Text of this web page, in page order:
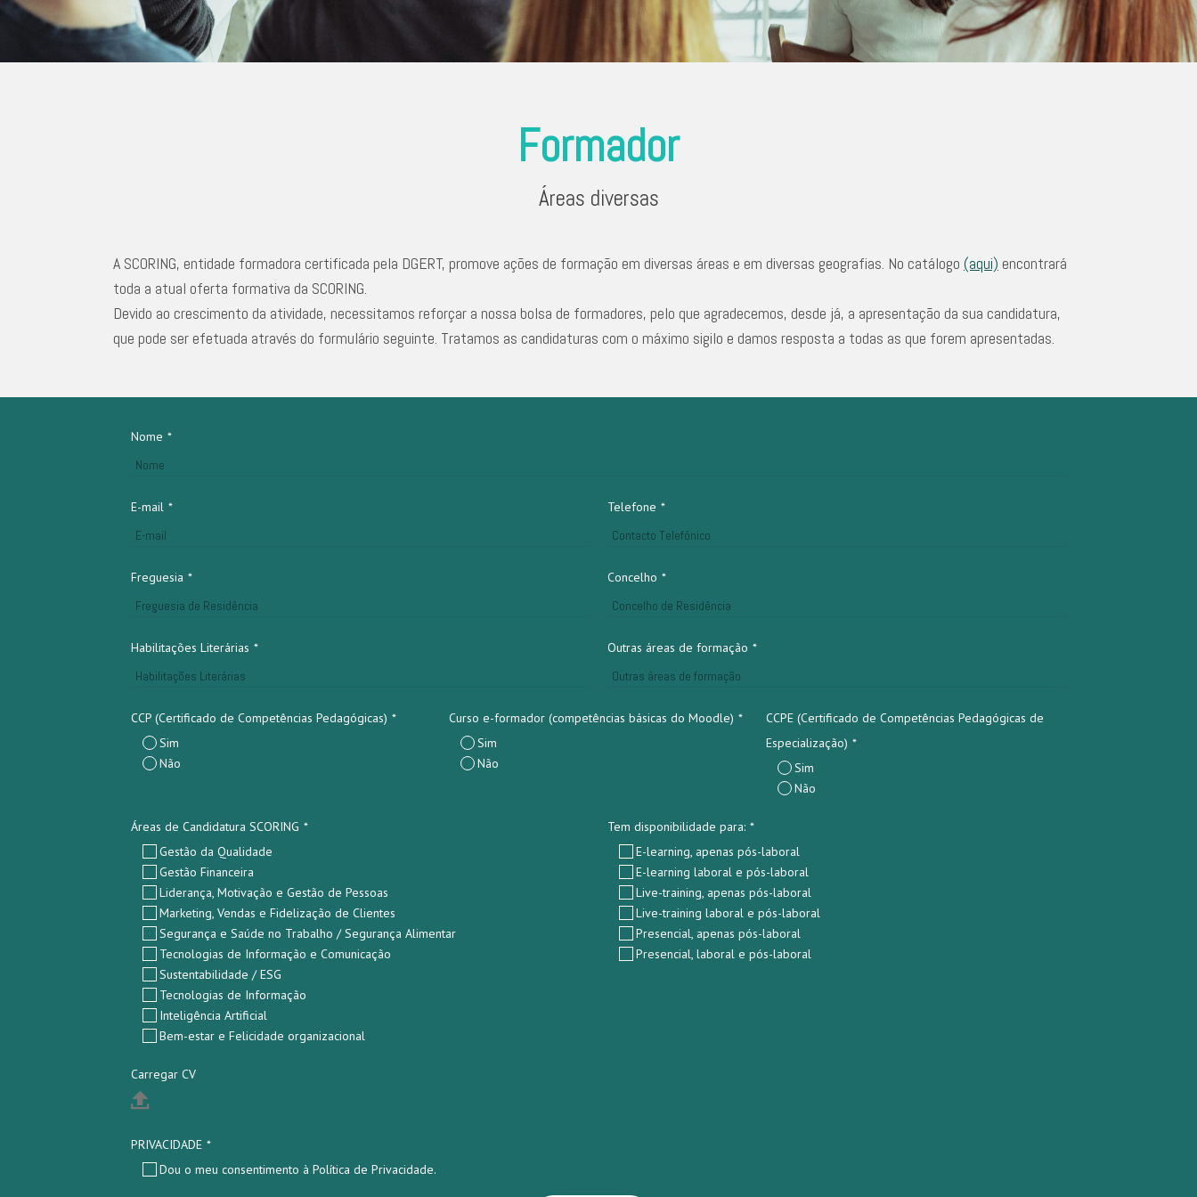
Formador
Áreas diversas
A SCORING, entidade formadora certificada pela DGERT, promove ações de formação em diversas áreas e em diversas geografias. No catálogo (aqui) encontrará
toda a atual oferta formativa da SCORING.
Devido ao crescimento da atividade, necessitamos reforçar a nossa bolsa de formadores, pelo que agradecemos, desde já, a apresentação da sua candidatura,
que pode ser efetuada através do formulário seguinte. Tratamos as candidaturas com o máximo sigilo e damos resposta a todas as que forem apresentadas.
Nome *
E-mail * Telefone *
Freguesia * Concelho *
Habilitações Literárias * Outras áreas de formação *
CCP (Certificado de Competências Pedagógicas) *
Sim
Não
Curso e-formador (competências básicas do Moodle) *
Sim
Não
CCPE (Certificado de Competências Pedagógicas de
Especialização) *
Sim
Não
Áreas de Candidatura SCORING *
Gestão da Qualidade
Gestão Financeira
Liderança, Motivação e Gestão de Pessoas
Marketing, Vendas e Fidelização de Clientes
Segurança e Saúde no Trabalho / Segurança Alimentar
Tecnologias de Informação e Comunicação
Sustentabilidade / ESG
Tecnologias de Informação
Inteligência Artificial
Bem-estar e Felicidade organizacional
Tem disponibilidade para: *
E-learning, apenas pós-laboral
E-learning laboral e pós-laboral
Live-training, apenas pós-laboral
Live-training laboral e pós-laboral
Presencial, apenas pós-laboral
Presencial, laboral e pós-laboral
Carregar CV
PRIVACIDADE *
Dou o meu consentimento à Política de Privacidade.